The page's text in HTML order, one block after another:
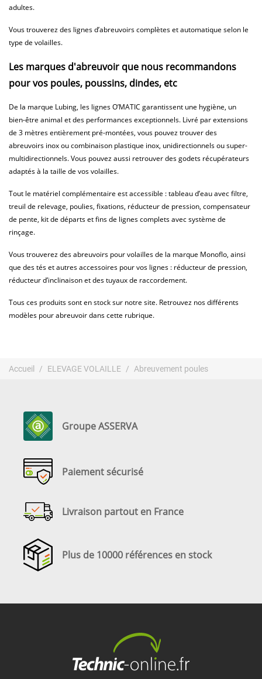
adultes.
Vous trouverez des lignes d’abreuvoirs complètes et automatique selon le
type de volailles.
Les marques d'abreuvoir que nous recommandons
pour vos poules, poussins, dindes, etc
De la marque Lubing, les lignes O’MATIC garantissent une hygiène, un
bien-être animal et des performances exceptionnels. Livré par extensions
de 3 mètres entièrement pré-montées, vous pouvez trouver des
abreuvoirs inox ou combinaison plastique inox, unidirectionnels ou super-
multidirectionnels. Vous pouvez aussi retrouver des godets récupérateurs
adaptés à la taille de vos volailles.
Tout le matériel complémentaire est accessible : tableau d’eau avec filtre,
treuil de relevage, poulies, fixations, réducteur de pression, compensateur
de pente, kit de départs et fins de lignes complets avec système de
rinçage.
Vous trouverez des abreuvoirs pour volailles de la marque Monoflo, ainsi
que des tés et autres accessoires pour vos lignes : réducteur de pression,
réducteur d’inclinaison et des tuyaux de raccordement.
Tous ces produits sont en stock sur notre site. Retrouvez nos différents
modèles pour abreuvoir dans cette rubrique.
Accueil ELEVAGE VOLAILLE Abreuvement poules
Groupe ASSERVA
Paiement sécurisé
Livraison partout en France
Plus de 10000 références en stock